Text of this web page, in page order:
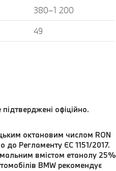
380–1 200
49
офіційно.
октановим числом RON
до Регламенту ЄС 1151/2017.
вмістом етанолу 25%
BMW рекомендує